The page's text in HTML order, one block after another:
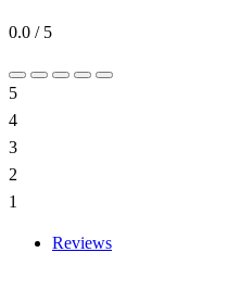
0.0 / 5
5
4
3
2
1
Reviews